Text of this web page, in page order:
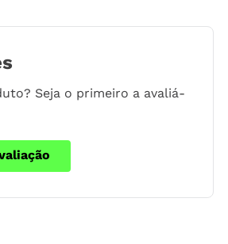
Seja o primeiro a avaliá-